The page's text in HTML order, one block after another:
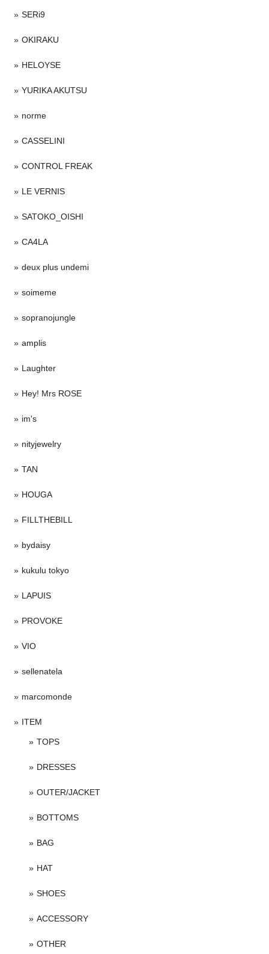
SERi9
OKIRAKU
HELOYSE
YURIKA AKUTSU
norme
CASSELINI
CONTROL FREAK
LE VERNIS
SATOKO_OISHI
CA4LA
deux plus undemi
soimeme
sopranojungle
amplis
Laughter
Hey! Mrs ROSE
im's
nityjewelry
TAN
HOUGA
FILLTHEBILL
bydaisy
kukulu tokyo
LAPUIS
PROVOKE
VIO
sellenatela
marcomonde
ITEM
TOPS
DRESSES
OUTER/JACKET
BOTTOMS
BAG
HAT
SHOES
ACCESSORY
OTHER